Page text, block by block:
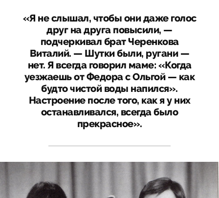
«Я не слышал, чтобы они даже голос
друг на друга повысили, —
подчеркивал брат Черенкова
Виталий. — Шутки были, ругани —
нет. Я всегда говорил маме: «Когда
уезжаешь от Федора с Ольгой — как
будто чистой воды напился».
Настроение после того, как я у них
останавливался, всегда было
прекрасное».